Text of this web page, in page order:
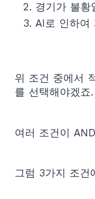
경기가 불황
AI로 인하여
위 조건 중에서
를 선택해야겠죠.
여러 조건이
그럼 3가지 조건